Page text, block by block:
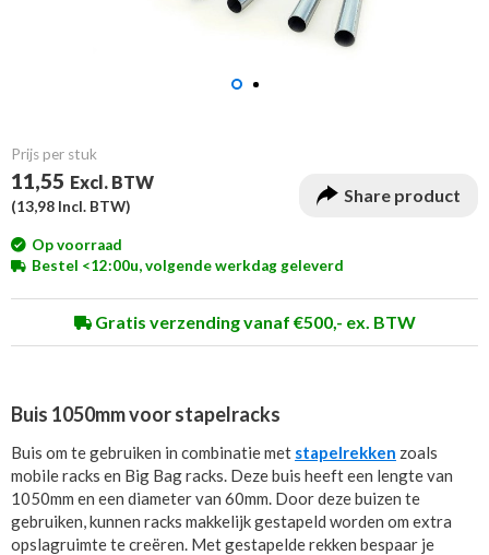
Prijs per stuk
11,55 Excl. BTW
(13,98 Incl. BTW)
Share product
Op voorraad
Bestel <12:00u, volgende werkdag geleverd
Gratis verzending vanaf €500,- ex. BTW
Buis 1050mm voor stapelracks
Buis om te gebruiken in combinatie met stapelrekken zoals
mobile racks en Big Bag racks. Deze buis heeft een lengte van
1050mm en een diameter van 60mm. Door deze buizen te
gebruiken, kunnen racks makkelijk gestapeld worden om extra
opslagruimte te creëren. Met gestapelde rekken bespaar je